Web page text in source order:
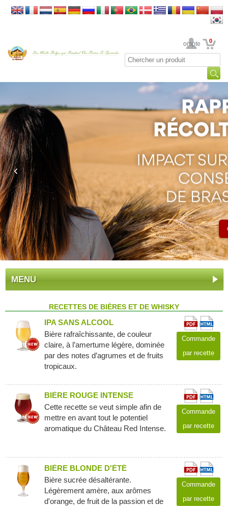
Votre Compte 0
MENU
RECETTES DE BIÈRES ET DE WHISKY
IPA SANS ALCOOL
Bière rafraîchissante, de couleur
claire, à l’amertume légère, dominée
par des notes d’agrumes et de fruits
tropicaux.
Commande
par recette
BIÈRE ROUGE INTENSE
Cette recette se veut simple afin de
mettre en avant tout le potentiel
aromatique du Château Red Intense.
Commande
par recette
BIÈRE BLONDE D'ÉTÉ
Bière sucrée désaltérante.
Légèrement amère, aux arômes
d'orange, de fruit de la passion et de
Commande
par recette